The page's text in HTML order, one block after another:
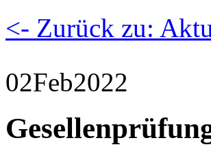
<- Zurück zu:
02Feb2022